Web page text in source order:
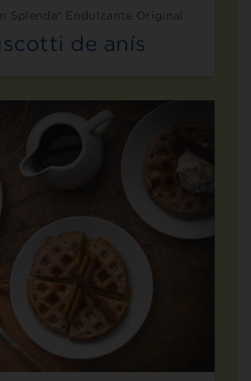
Splenda® Endulzante Original
de anís